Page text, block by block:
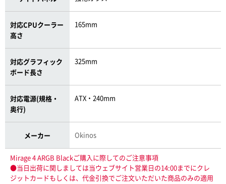
対応CPUクーラー
高さ
165mm
対応グラフィック
ボード長さ
325mm
対応電源(規格・
奥行)
ATX・240mm
メーカー Okinos
Mirage 4 ARGB Blackご購入に際してのご注意事項
●当日出荷に関しましては当ウェブサイト営業日の14:00までにクレ
ジットカードもしくは、代金引換でご注文いただいた商品のみの適用